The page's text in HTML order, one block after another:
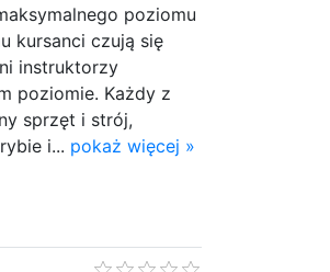
poziomu
kursanci czują się
instruktorzy
poziomie. Każdy z
sprzęt i strój,
i... pokaż więcej »